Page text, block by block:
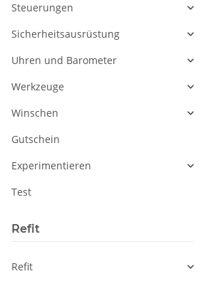
Steuerungen
Sicherheitsausrüstung
Uhren und Barometer
Werkzeuge
Winschen
Gutschein
Experimentieren
Test
Refit
Refit